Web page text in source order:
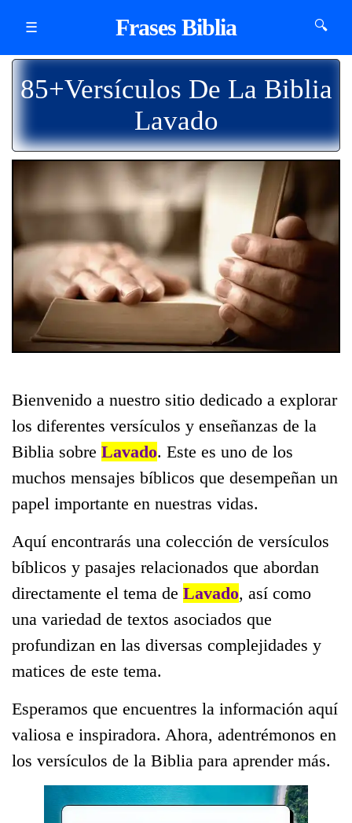
☰ Frases Biblia 🔍
85+Versículos De La Biblia
Lavado
Bienvenido a nuestro sitio dedicado a explorar
los diferentes versículos y enseñanzas de la
Biblia sobre Lavado. Este es uno de los
muchos mensajes bíblicos que desempeñan un
papel importante en nuestras vidas.
Aquí encontrarás una colección de versículos
bíblicos y pasajes relacionados que abordan
directamente el tema de Lavado, así como
una variedad de textos asociados que
profundizan en las diversas complejidades y
matices de este tema.
Esperamos que encuentres la información aquí
valiosa e inspiradora. Ahora, adentrémonos en
los versículos de la Biblia para aprender más.